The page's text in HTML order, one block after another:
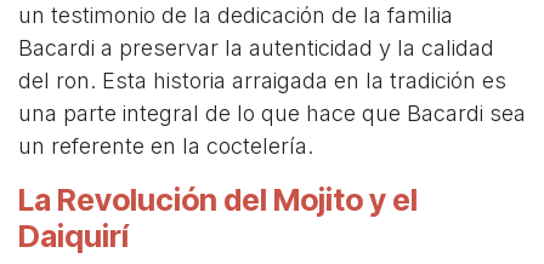
un testimonio de la dedicación de la familia
Bacardi a preservar la autenticidad y la calidad
del ron. Esta historia arraigada en la tradición es
una parte integral de lo que hace que Bacardi sea
un referente en la coctelería.
La Revolución del Mojito y el
Daiquirí